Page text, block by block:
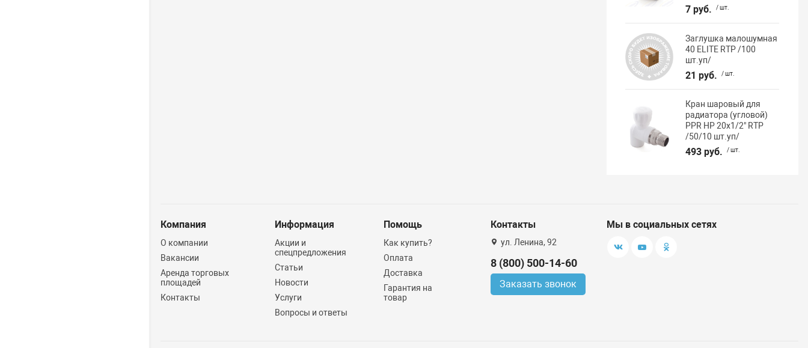
7 руб. / шт.
Заглушка малошумная
40 ELITE RTP /100
шт.уп/
21 руб. / шт.
Кран шаровый для
радиатора (угловой)
PPR НР 20х1/2" RTP
/50/10 шт.уп/
493 руб. / шт.
Компания
О компании
Вакансии
Аренда торговых
площадей
Контакты
Информация
Акции и
спецпредложения
Статьи
Новости
Услуги
Вопросы и ответы
Помощь
Как купить?
Оплата
Доставка
Гарантия на
товар
Контакты
ул. Ленина, 92
8 (800) 500-14-60
Заказать звонок
Мы в социальных сетях